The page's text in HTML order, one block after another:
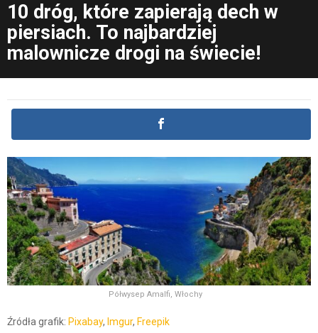
10 dróg, które zapierają dech w
piersiach. To najbardziej
malownicze drogi na świecie!
Półwysep Amalfi, Włochy
Źródła grafik: Pixabay, Imgur, Freepik